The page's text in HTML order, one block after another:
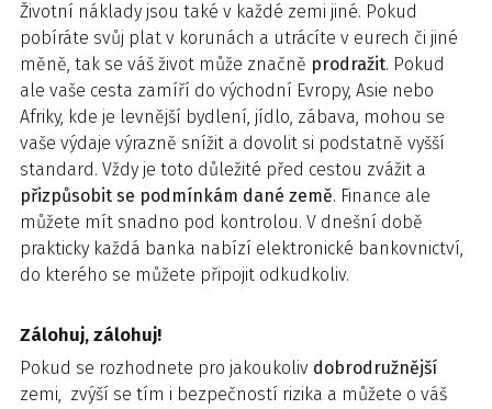
Životní náklady jsou také v každé zemi jiné. Pokud
pobíráte svůj plat v korunách a utrácíte v eurech či jiné
měně, tak se váš život může značně prodražit. Pokud
ale vaše cesta zamíří do východní Evropy, Asie nebo
Afriky, kde je levnější bydlení, jídlo, zábava, mohou se
vaše výdaje výrazně snížit a dovolit si podstatně vyšší
standard. Vždy je toto důležité před cestou zvážit a
přizpůsobit se podmínkám dané země. Finance ale
můžete mít snadno pod kontrolou. V dnešní době
prakticky každá banka nabízí elektronické bankovnictví,
do kterého se můžete připojit odkudkoliv.
Zálohuj, zálohuj!
Pokud se rozhodnete pro jakoukoliv dobrodružnější
zemi, zvýší se tím i bezpečností rizika a můžete o váš